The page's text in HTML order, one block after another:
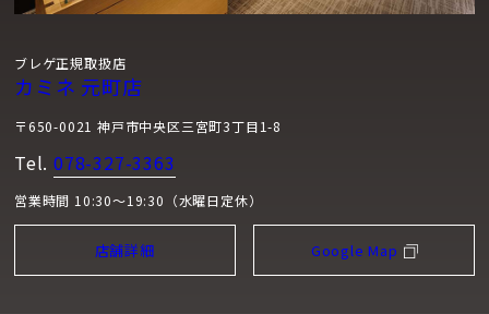
ブレゲ正規取扱店
カミネ 元町店
〒650-0021 神戸市中央区三宮町3丁目1-8
Tel. 078-327-3363
営業時間 10:30～19:30（水曜日定休）
店舗詳細 Google Map